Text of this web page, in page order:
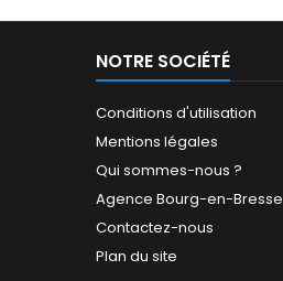
NOTRE SOCIÉTÉ
Conditions d'utilisation
Mentions légales
Qui sommes-nous ?
Agence Bourg-en-Bresse
Contactez-nous
Plan du site